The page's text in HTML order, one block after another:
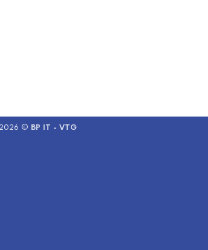
© BP IT - VTG